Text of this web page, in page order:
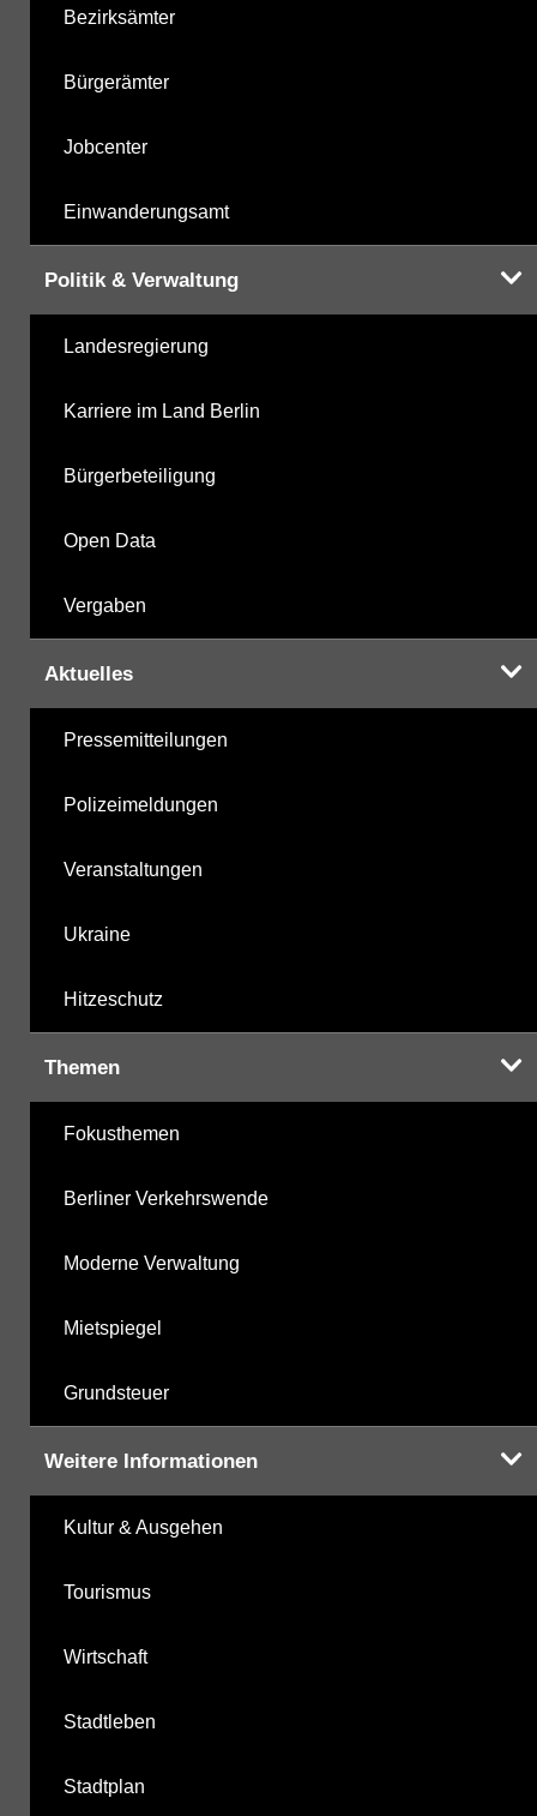
Bezirksämter
Bürgerämter
Jobcenter
Einwanderungsamt
Politik & Verwaltung
Landesregierung
Karriere im Land Berlin
Bürgerbeteiligung
Open Data
Vergaben
Aktuelles
Pressemitteilungen
Polizeimeldungen
Veranstaltungen
Ukraine
Hitzeschutz
Themen
Fokusthemen
Berliner Verkehrswende
Moderne Verwaltung
Mietspiegel
Grundsteuer
Weitere Informationen
Kultur & Ausgehen
Tourismus
Wirtschaft
Stadtleben
Stadtplan